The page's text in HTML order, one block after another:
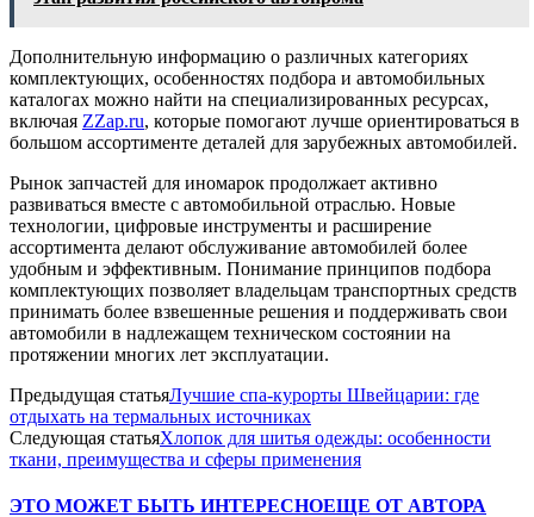
Дополнительную информацию о различных категориях
комплектующих, особенностях подбора и автомобильных
каталогах можно найти на специализированных ресурсах,
включая ZZap.ru, которые помогают лучше ориентироваться в
большом ассортименте деталей для зарубежных автомобилей.
Рынок запчастей для иномарок продолжает активно
развиваться вместе с автомобильной отраслью. Новые
технологии, цифровые инструменты и расширение
ассортимента делают обслуживание автомобилей более
удобным и эффективным. Понимание принципов подбора
комплектующих позволяет владельцам транспортных средств
принимать более взвешенные решения и поддерживать свои
автомобили в надлежащем техническом состоянии на
протяжении многих лет эксплуатации.
Предыдущая статьяЛучшие спа-курорты Швейцарии: где
отдыхать на термальных источниках
Следующая статьяХлопок для шитья одежды: особенности
ткани, преимущества и сферы применения
ЭТО МОЖЕТ БЫТЬ ИНТЕРЕСНОЕЩЕ ОТ АВТОРА